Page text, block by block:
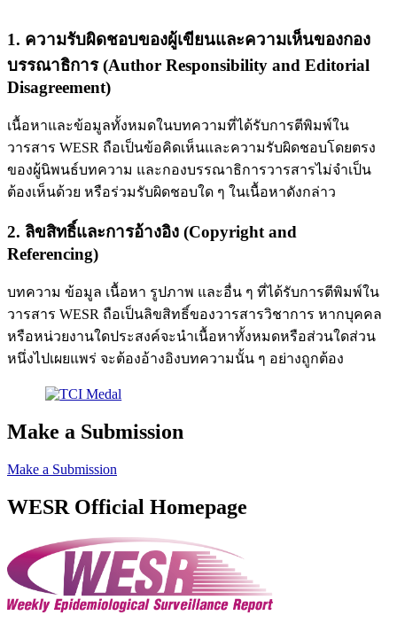
1. ความรับผิดชอบของผู้เขียนและความเห็นของกอง
บรรณาธิการ (Author Responsibility and Editorial
Disagreement)
เนื้อหาและข้อมูลทั้งหมดในบทความที่ได้รับการตีพิมพ์ใน
วารสาร WESR ถือเป็นข้อคิดเห็นและความรับผิดชอบโดยตรง
ของผู้นิพนธ์บทความ และกองบรรณาธิการวารสารไม่จำเป็น
ต้องเห็นด้วย หรือร่วมรับผิดชอบใด ๆ ในเนื้อหาดังกล่าว
2. ลิขสิทธิ์และการอ้างอิง (Copyright and
Referencing)
บทความ ข้อมูล เนื้อหา รูปภาพ และอื่น ๆ ที่ได้รับการตีพิมพ์ใน
วารสาร WESR ถือเป็นลิขสิทธิ์ของวารสารวิชาการ หากบุคคล
หรือหน่วยงานใดประสงค์จะนำเนื้อหาทั้งหมดหรือส่วนใดส่วน
หนึ่งไปเผยแพร่ จะต้องอ้างอิงบทความนั้น ๆ อย่างถูกต้อง
Make a Submission
Make a Submission
WESR Official Homepage